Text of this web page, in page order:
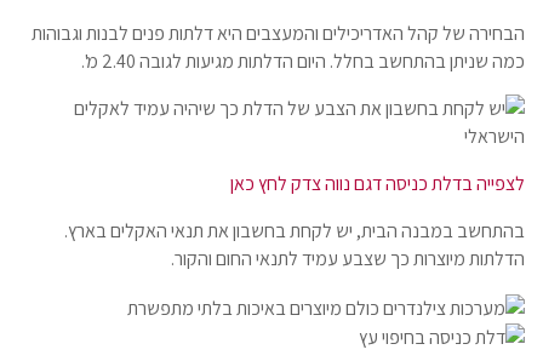
הבחירה של קהל האדריכילים והמעצבים היא דלתות פנים לבנות וגבוהות
כמה שניתן בהתחשב בחלל. היום הדלתות מגיעות לגובה 2.40 מ'.
לצפייה בדלת כניסה דגם נווה צדק לחץ כאן
בהתחשב במבנה הבית, יש לקחת בחשבון את תנאי האקלים בארץ.
הדלתות מיוצרות כך שצבע עמיד לתנאי החום והקור.